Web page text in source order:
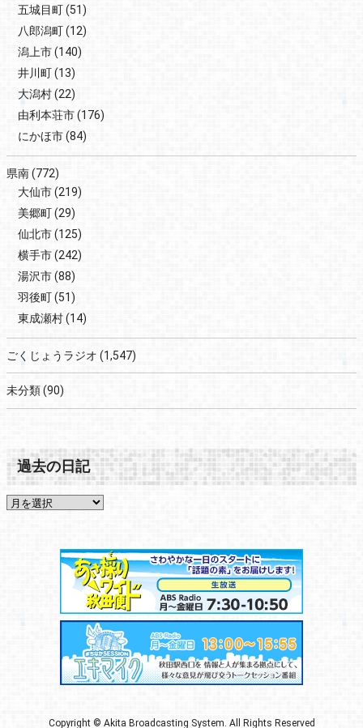
五城目町(51)
八郎潟町(12)
潟上市(140)
井川町(13)
大潟村(22)
由利本荘市(176)
にかほ市(84)
県南(772)
大仙市(219)
美郷町(29)
仙北市(125)
横手市(242)
湯沢市(88)
羽後町(51)
東成瀬村(14)
ごくじょうラジオ (1,547)
未分類(90)
過去の日記
Copyright © Akita Broadcasting System. All Rights Reserved